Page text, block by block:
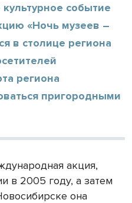
событие
«Ночь музеев –
в столице региона
региона
пригородными
акция,
в 2005 году, а затем
она